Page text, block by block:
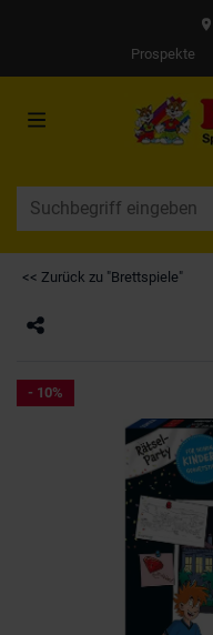
Prospekte
<< Zurück zu "Brettspiele"
- 10%